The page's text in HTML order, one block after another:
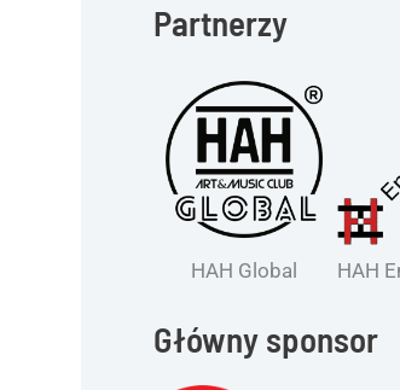
Partnerzy
HAH Global HAH
Główny sponsor